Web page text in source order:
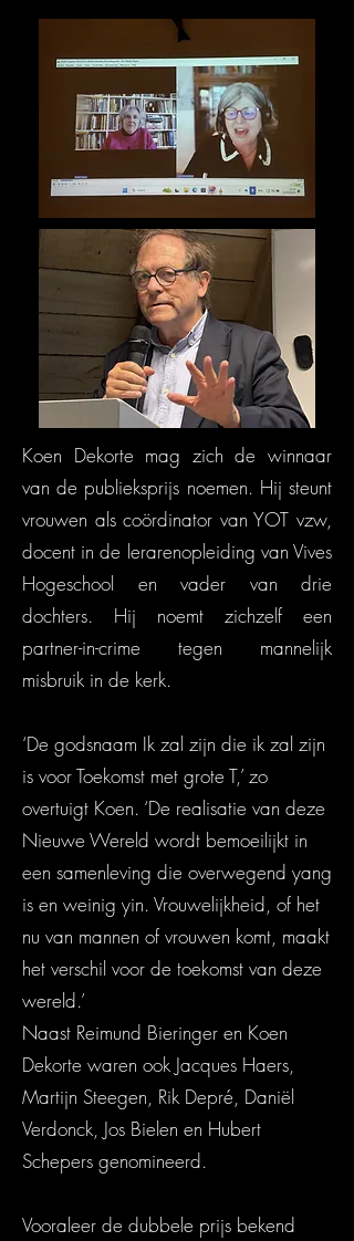
Koen Dekorte mag zich de winnaar
van de publieksprijs noemen. Hij steunt
vrouwen als coördinator van YOT vzw,
docent in de lerarenopleiding van Vives
Hogeschool en vader van drie
dochters. Hij noemt zichzelf een
partner-in-crime tegen mannelijk
misbruik in de kerk.
‘De godsnaam Ik zal zijn die ik zal zijn
is voor Toekomst met grote T,’ zo
overtuigt Koen. ‘De realisatie van deze
Nieuwe Wereld wordt bemoeilijkt in
een samenleving die overwegend yang
is en weinig yin. Vrouwelijkheid, of het
nu van mannen of vrouwen komt, maakt
het verschil voor de toekomst van deze
wereld.’
Naast Reimund Bieringer en Koen
Dekorte waren ook Jacques Haers,
Martijn Steegen, Rik Depré, Daniël
Verdonck, Jos Bielen en Hubert
Schepers genomineerd.
Vooraleer de dubbele prijs bekend